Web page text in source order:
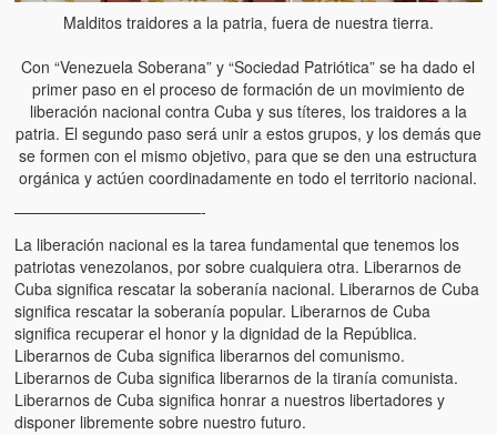
Malditos traidores a la patria, fuera de nuestra tierra.
Con “Venezuela Soberana” y “Sociedad Patriótica” se ha dado el
primer paso en el proceso de formación de un movimiento de
liberación nacional contra Cuba y sus títeres, los traidores a la
patria. El segundo paso será unir a estos grupos, y los demás que
se formen con el mismo objetivo, para que se den una estructura
orgánica y actúen coordinadamente en todo el territorio nacional.
————————————-
La liberación nacional es la tarea fundamental que tenemos los
patriotas venezolanos, por sobre cualquiera otra. Liberarnos de
Cuba significa rescatar la soberanía nacional. Liberarnos de Cuba
significa rescatar la soberanía popular. Liberarnos de Cuba
significa recuperar el honor y la dignidad de la República.
Liberarnos de Cuba significa liberarnos del comunismo.
Liberarnos de Cuba significa liberarnos de la tiranía comunista.
Liberarnos de Cuba significa honrar a nuestros libertadores y
disponer libremente sobre nuestro futuro.